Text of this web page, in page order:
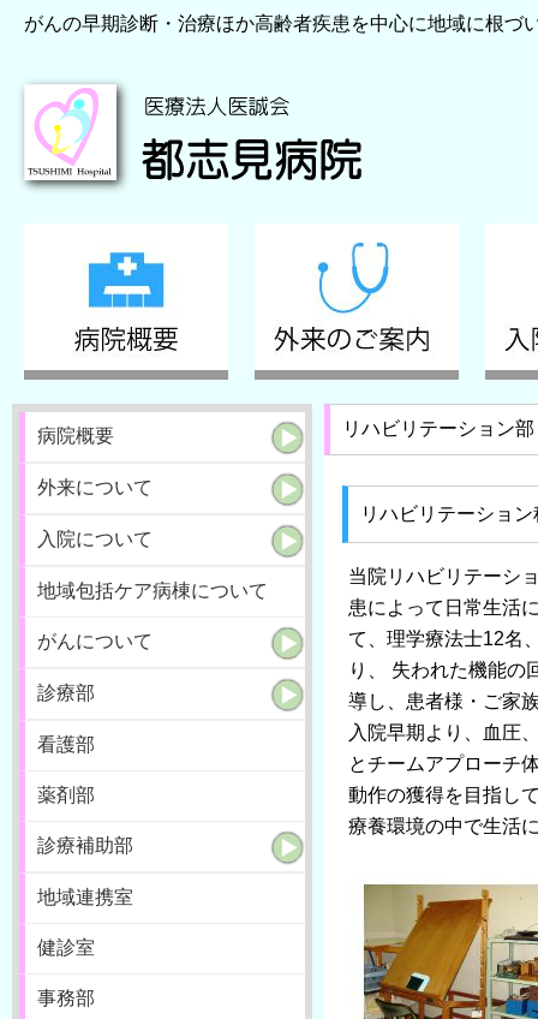
がんの早期診断・治療ほか高齢者疾患を中心に地域に根づ
病院概要
外来について
入院について
地域包括ケア病棟について
がんについて
診療部
看護部
薬剤部
診療補助部
地域連携室
健診室
事務部
リハビリテーション部
リハビリテーショ
当院リハビリテーシ
患によって日常生活
て、理学療法士12名
り、 失われた機能の
導し、患者様・ご家
入院早期より、血圧
とチームアプローチ
動作の獲得を目指し
療養環境の中で生活